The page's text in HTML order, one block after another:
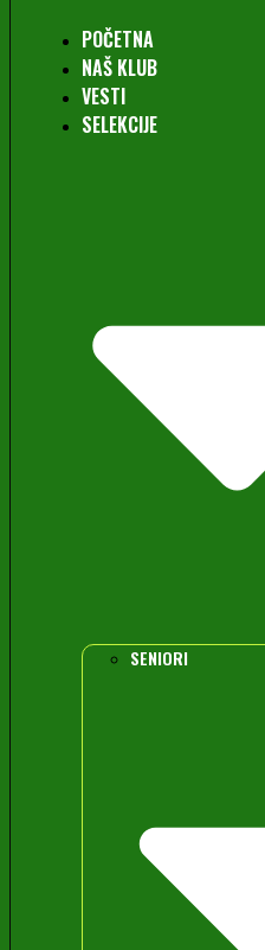
POČETNA
NAŠ KLUB
VESTI
SELEKCIJE
SENIORI